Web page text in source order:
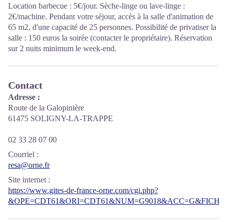
Location barbecue : 5€/jour. Sèche-linge ou lave-linge :
2€/machine. Pendant votre séjour, accès à la salle d'animation de
65 m2, d'une capacité de 25 personnes. Possibilité de privatiser la
salle : 150 euros la soirée (contacter le propriétaire). Réservation
sur 2 nuits minimum le week-end.
Contact
Adresse :
Route de la Galopinière
61475 SOLIGNY-LA-TRAPPE
02 33 28 07 00
Courriel :
resa@orne.fr
Site internet :
https://www.gites-de-france-orne.com/cgi.php?